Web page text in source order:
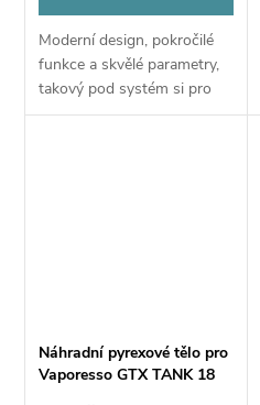
Moderní design, pokročilé
funkce a skvělé parametry,
takový pod systém si pro
nás připravilo Vaporesso a
Náhradní pyrexové tělo pro
Vaporesso GTX TANK 18